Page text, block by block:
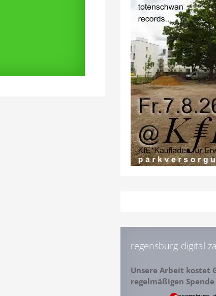
regensburg-digital
Unsere Arbeit kostet
regelmäßigen